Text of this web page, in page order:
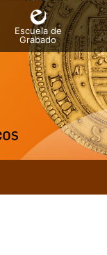
Escuela de
Grabado